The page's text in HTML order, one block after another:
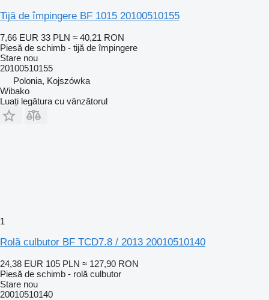
Tijă de împingere BF 1015 20100510155
7,66 EUR 33 PLN ≈ 40,21 RON
Piesă de schimb - tijă de împingere
Stare nou
20100510155
Polonia, Kojszówka
Wibako
Luați legătura cu vânzătorul
1
Rolă culbutor BF TCD7.8 / 2013 20010510140
24,38 EUR 105 PLN ≈ 127,90 RON
Piesă de schimb - rolă culbutor
Stare nou
20010510140